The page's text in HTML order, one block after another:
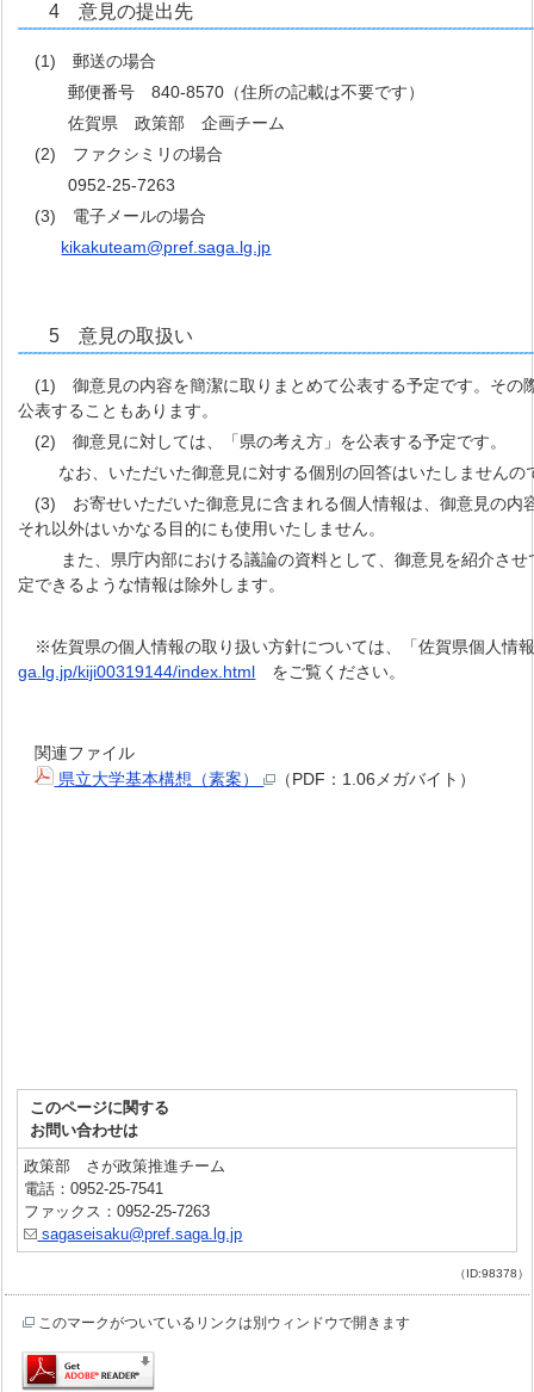
4 意見の提出先
(1) 郵送の場合
郵便番号 840-8570（住所の記載は不要です）
佐賀県 政策部 企画チーム
(2) ファクシミリの場合
0952-25-7263
(3) 電子メールの場合
kikakuteam@pref.saga.lg.jp
5 意見の取扱い
(1) 御意見の内容を簡潔に取りまとめて公表する予定です。その
公表することもあります。
(2) 御意見に対しては、「県の考え方」を公表する予定です。
なお、いただいた御意見に対する個別の回答はいたしませんの
(3) お寄せいただいた御意見に含まれる個人情報は、御意見の内
それ以外はいかなる目的にも使用いたしません。
また、県庁内部における議論の資料として、御意見を紹介させ
定できるような情報は除外します。
※佐賀県の個人情報の取り扱い方針については、「佐賀県個人情
ga.lg.jp/kiji00319144/index.html をご覧ください。
関連ファイル
県立大学基本構想（素案）
（PDF：1.06メガバイト）
このページに関する
お問い合わせは
政策部 さが政策推進チーム
電話：0952-25-7541
ファックス：0952-25-7263
sagaseisaku@pref.saga.lg.jp
（ID:98378）
このマークがついているリンクは別ウィンドウで開きます